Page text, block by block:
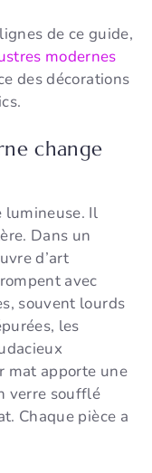
de ce guide,
modernes
des décorations
change
lumineuse. Il
Dans un
d’art
avec
souvent lourds
les
mat apporte une
verre soufflé
Chaque pièce a